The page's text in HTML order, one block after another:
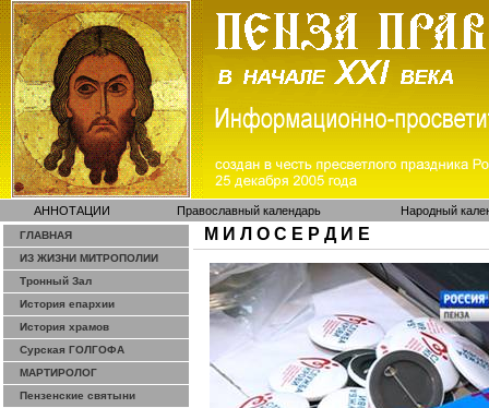
АННОТАЦИИ Православный календарь Народный
ГЛАВНАЯ
ИЗ ЖИЗНИ МИТРОПОЛИИ
Тронный Зал
История епархии
История храмов
Сурская ГОЛГОФА
МАРТИРОЛОГ
Пензенские святыни
М И Л О С Е Р Д И Е